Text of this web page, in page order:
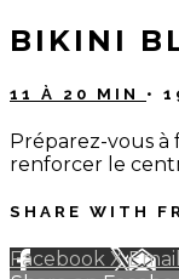
BIKINI
11 À 20 MIN •
Préparez-vous à
renforcer le
SHARE WITH
Facebook XEmail